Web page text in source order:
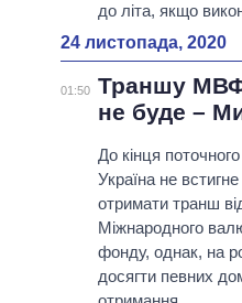
до літа, якщо
24 листопада, 2020
01:50 Траншу
не буде –
До кінця
Україна не встигне
отримати транш
Міжнародного
фонду, однак, на
досягти певних